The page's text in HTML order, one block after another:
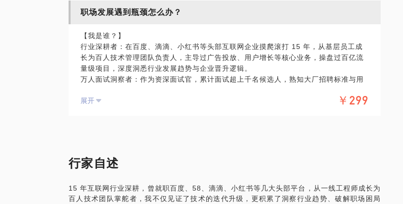
职场发展遇到瓶颈怎么办？
【我是谁？】
行业深耕者：在百度、滴滴、小红书等头部互联网企业摸爬滚打 15 年，从基层员工成
长为百人技术管理团队负责人，主导过广告投放、用户增长等核心业务，操盘过百亿流
量级项目，深度洞悉行业发展趋势与企业晋升逻辑。
万人面试洞察者：作为资深面试官，累计面试超上千名候选人，熟知大厂招聘标准与用
瓶颈突破实战家：无论是从小白到骨干、从执行到管理，还是从传统赛道到新兴领域的
✅ 晋升无望期：在公司努力多年，却始终无法获得晋升机会，不明白问题出在哪里，也
不知道该如何改变；
心选错赛道越走越偏；
✅ 能力焦虑期：面对新技术、新工具不断涌现，害怕被时代淘汰，却不知从何学起，陷
展开 ￥299
行家自述
15 年互联网行业深耕，曾就职百度、58、滴滴、小红书等几大头部平台，从一线工程师成长为
百人技术团队掌舵者，我不仅见证了技术的迭代升级，更积累了洞察行业趋势、破解职场困局